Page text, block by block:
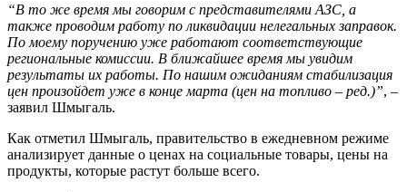
“В то же время мы говорим с представителями АЗС, а
также проводим работу по ликвидации нелегальных заправок.
По моему поручению уже работают соответствующие
региональные комиссии. В ближайшее время мы увидим
результаты их работы. По нашим ожиданиям стабилизация
цен произойдет уже в конце марта (цен на топливо – ред.)”, –
заявил Шмыгаль.
Как отметил Шмыгаль, правительство в ежедневном режиме
анализирует данные о ценах на социальные товары, цены на
продукты, которые растут больше всего.